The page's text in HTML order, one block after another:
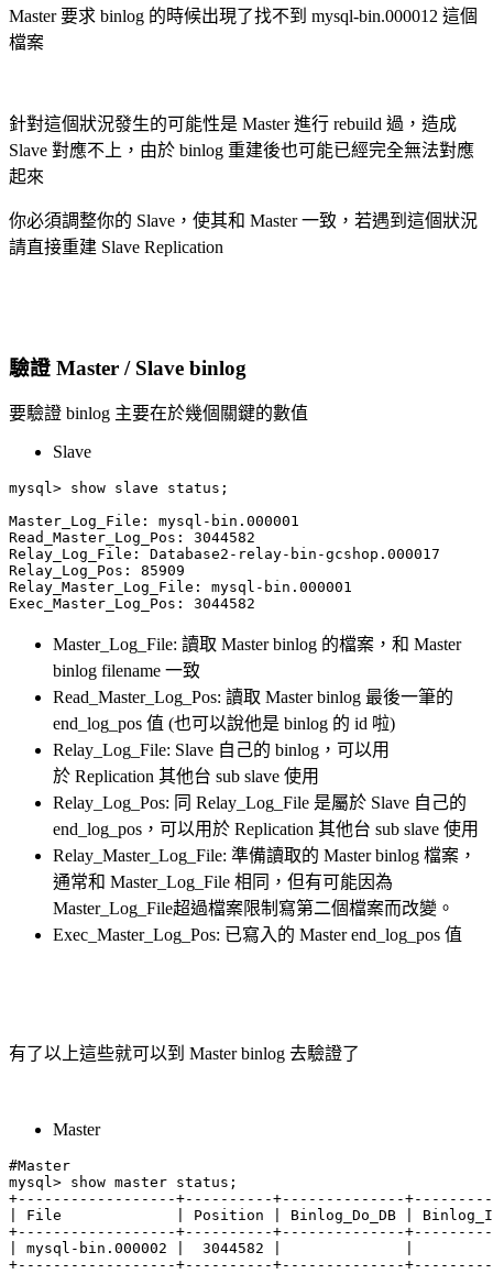
Master 要求 binlog 的時候出現了找不到 mysql-bin.000012 這個
檔案
針對這個狀況發生的可能性是 Master 進行 rebuild 過，造成
Slave 對應不上，由於 binlog 重建後也可能已經完全無法對應
起來
你必須調整你的 Slave，使其和 Master 一致，若遇到這個狀況
請直接重建 Slave Replication
驗證 Master / Slave binlog
要驗證 binlog 主要在於幾個關鍵的數值
Slave
mysql> show slave status;
Master_Log_File: mysql-bin.000001
Read_Master_Log_Pos: 3044582
Relay_Log_File: Database2-relay-bin-gcshop.000017
Relay_Log_Pos: 85909
Relay_Master_Log_File: mysql-bin.000001
Master_Log_File: 讀取 Master binlog 的檔案，和 Master
binlog filename 一致
Read_Master_Log_Pos: 讀取 Master binlog 最後一筆的
end_log_pos 值 (也可以說他是 binlog 的 id 啦)
Relay_Log_File: Slave 自己的 binlog，可以用
於 Replication 其他台 sub slave 使用
Relay_Log_Pos: 同 Relay_Log_File 是屬於 Slave 自己的
end_log_pos，可以用於 Replication 其他台 sub slave 使用
Relay_Master_Log_File: 準備讀取的 Master binlog 檔案，
通常和 Master_Log_File 相同，但有可能因為
Master_Log_File超過檔案限制寫第二個檔案而改變。
Exec_Master_Log_Pos: 已寫入的 Master end_log_pos 值
有了以上這些就可以到 Master binlog 去驗證了
Master
#Master
mysql> show master status;
+------------------+----------+--------------
| File             | Position | Binlog_Do_DB |
+------------------+----------+--------------
| mysql-bin.000002 |  3044582 |              |
+------------------+----------+--------------